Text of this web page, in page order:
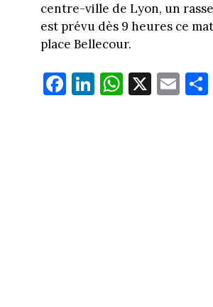
centre-ville de Lyon, un
est prévu dès 9 heures ce
place Bellecour.
Fa
ce
Li
nk
W
ha
X E
m
Pa
rt